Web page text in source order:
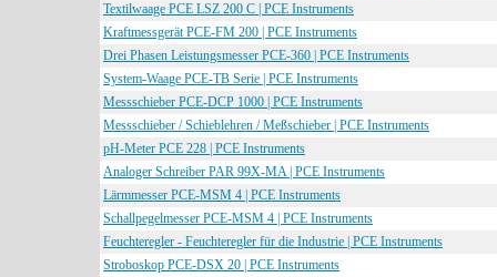
Textilwaage PCE LSZ 200 C | PCE Instruments
Kraftmessgerät PCE-FM 200 | PCE Instruments
Drei Phasen Leistungsmesser PCE-360 | PCE Instruments
System-Waage PCE-TB Serie | PCE Instruments
Messschieber PCE-DCP 1000 | PCE Instruments
Messschieber / Schieblehren / Meßschieber | PCE Instruments
pH-Meter PCE 228 | PCE Instruments
Analoger Schreiber PAR 99X-MA | PCE Instruments
Lärmmesser PCE-MSM 4 | PCE Instruments
Schallpegelmesser PCE-MSM 4 | PCE Instruments
Feuchteregler - Feuchteregler für die Industrie | PCE Instruments
Stroboskop PCE-DSX 20 | PCE Instruments